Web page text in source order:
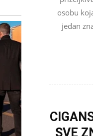
ste
bila
osobu
jedan
SVE